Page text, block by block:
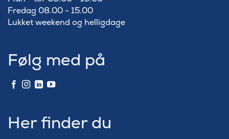
Fredag 08.00 - 15.00
Lukket weekend og helligdage
Følg med på
Her finder du